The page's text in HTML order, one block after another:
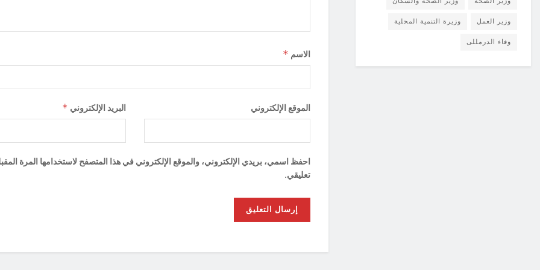
الاسم *
البريد الإلكتروني * الموقع الإلكتروني
احفظ اسمي، بريدي الإلكتروني، والموقع الإلكتروني في هذا المتصفح لاستخدامها المرة
تعليقي.
وزير العمل وزيرة التنمية المحلية
وفاء الدرمللى